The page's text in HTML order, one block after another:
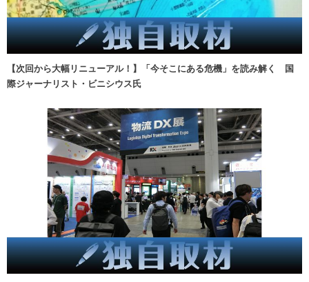
【次回から大幅リニューアル！】「今そこにある危機」を読み解く 国
際ジャーナリスト・ビニシウス氏